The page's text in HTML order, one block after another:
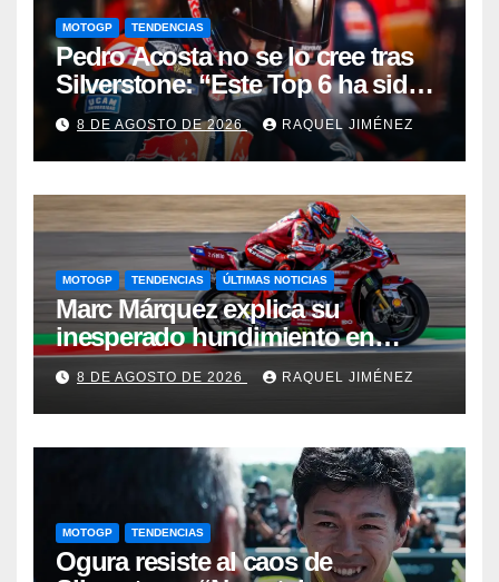
MOTOGP TENDENCIAS
Pedro Acosta no se lo cree tras
Silverstone: “Este Top 6 ha sido
una sorpresa”
8 DE AGOSTO DE 2026 RAQUEL JIMÉNEZ
MOTOGP TENDENCIAS ÚLTIMAS NOTICIAS
Marc Márquez explica su
inesperado hundimiento en
Silverstone: “Fue una carrera de
supervivencia”
8 DE AGOSTO DE 2026 RAQUEL JIMÉNEZ
MOTOGP TENDENCIAS
Ogura resiste al caos de